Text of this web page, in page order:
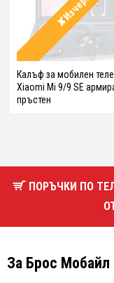
Калъф за мобилен
Xiaomi Mi 9/9 SE
пръстен
ПОРЪЧКИ ПО
За Брос Мобайл